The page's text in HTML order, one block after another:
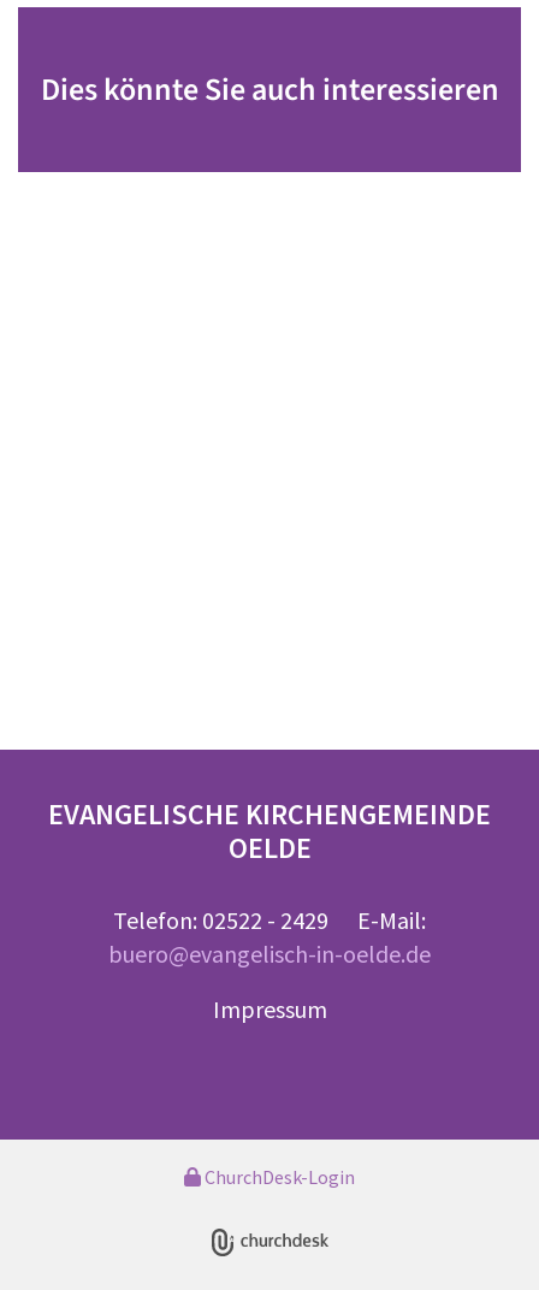
Dies könnte Sie auch interessieren
EVANGELISCHE KIRCHENGEMEINDE
OELDE
Telefon: 02522 - 2429 E-Mail:
buero@evangelisch-in-oelde.de
Impressum
ChurchDesk-Login